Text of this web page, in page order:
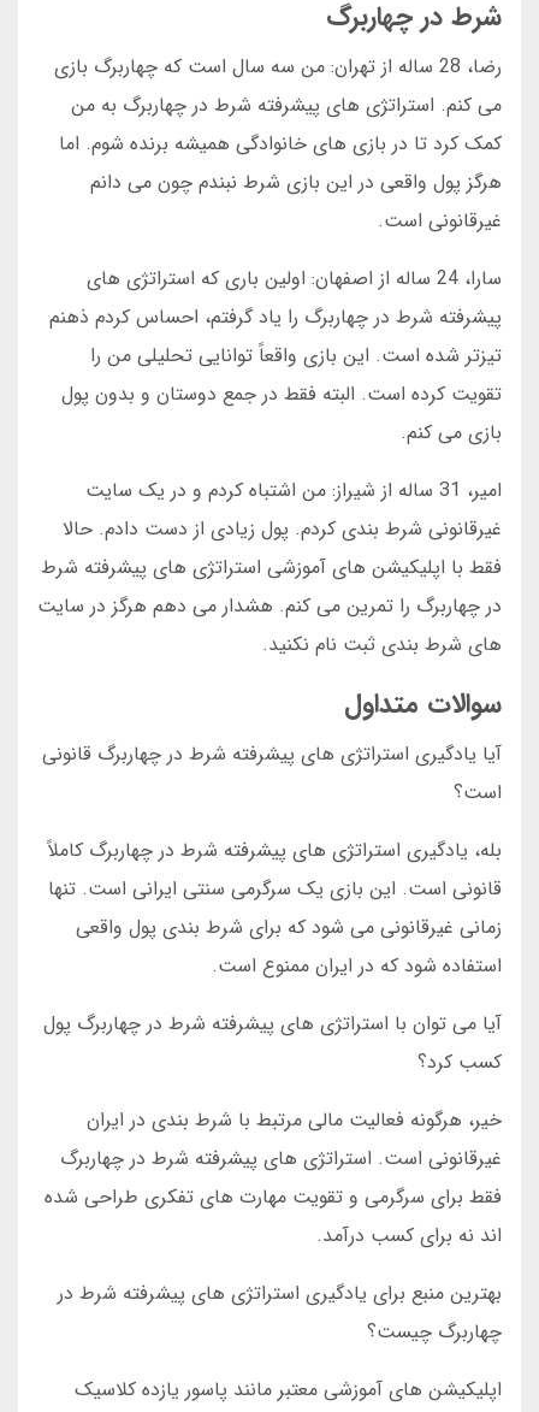
شرط در چهاربرگ
رضا، 28 ساله از تهران: من سه سال است که چهاربرگ بازی
می کنم. استراتژی های پیشرفته شرط در چهاربرگ به من
کمک کرد تا در بازی های خانوادگی همیشه برنده شوم. اما
هرگز پول واقعی در این بازی شرط نبندم چون می دانم
غیرقانونی است.
سارا، 24 ساله از اصفهان: اولین باری که استراتژی های
پیشرفته شرط در چهاربرگ را یاد گرفتم، احساس کردم ذهنم
تیزتر شده است. این بازی واقعاً توانایی تحلیلی من را
تقویت کرده است. البته فقط در جمع دوستان و بدون پول
بازی می کنم.
امیر، 31 ساله از شیراز: من اشتباه کردم و در یک سایت
غیرقانونی شرط بندی کردم. پول زیادی از دست دادم. حالا
فقط با اپلیکیشن های آموزشی استراتژی های پیشرفته شرط
در چهاربرگ را تمرین می کنم. هشدار می دهم هرگز در سایت
های شرط بندی ثبت نام نکنید.
سوالات متداول
آیا یادگیری استراتژی های پیشرفته شرط در چهاربرگ قانونی
است؟
بله، یادگیری استراتژی های پیشرفته شرط در چهاربرگ کاملاً
قانونی است. این بازی یک سرگرمی سنتی ایرانی است. تنها
زمانی غیرقانونی می شود که برای شرط بندی پول واقعی
استفاده شود که در ایران ممنوع است.
آیا می توان با استراتژی های پیشرفته شرط در چهاربرگ پول
کسب کرد؟
خیر، هرگونه فعالیت مالی مرتبط با شرط بندی در ایران
غیرقانونی است. استراتژی های پیشرفته شرط در چهاربرگ
فقط برای سرگرمی و تقویت مهارت های تفکری طراحی شده
اند نه برای کسب درآمد.
بهترین منبع برای یادگیری استراتژی های پیشرفته شرط در
چهاربرگ چیست؟
اپلیکیشن های آموزشی معتبر مانند پاسور یازده کلاسیک